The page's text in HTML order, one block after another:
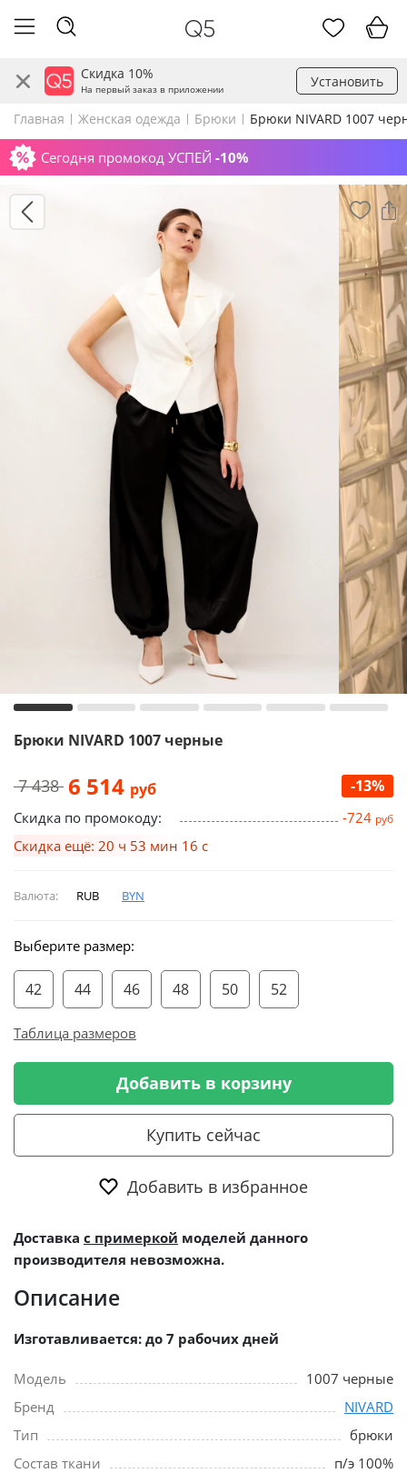
Скидка 10%
На первый заказ в приложении Установить
Главная Женская одежда Брюки Брюки NIVARD 1007
Сегодня промокод УСПЕЙ -10%
Брюки NIVARD 1007 черные
7 438 6 514 руб -13%
Скидка по промокоду: -724 руб
Скидка ещё: 20 ч 53 мин 15 с
Валюта: RUB BYN
Выберите размер:
42 44 46 48 50 52
Таблица размеров
Добавить в корзину
Купить сейчас
Добавить в избранное
Доставка с примеркой моделей данного
производителя невозможна.
Описание
Изготавливается: до 7 рабочих дней
Модель
1007 черные
Бренд
NIVARD
Тип
брюки
Состав ткани
п/э 100%